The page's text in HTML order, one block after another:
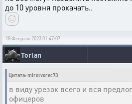
до 10 уровня прокачать..
18 Февраля 2023 01:47:07
Torlan
Цитата: mirotvorec73
в виду урезок всего и вся
офицеров